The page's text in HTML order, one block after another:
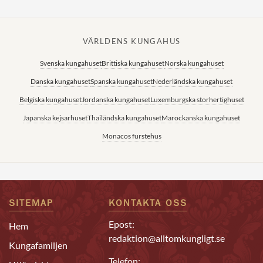
VÄRLDENS KUNGAHUS
Svenska kungahusetBrittiska kungahusetNorska kungahuset
Danska kungahusetSpanska kungahusetNederländska kungahuset
Belgiska kungahusetJordanska kungahusetLuxemburgska storhertighuset
Japanska kejsarhusetThailändska kungahusetMarockanska kungahuset
Monacos furstehus
SITEMAP
Hem
Kungafamiljen
KONTAKTA OSS
Epost:
redaktion@alltomkungligt.se